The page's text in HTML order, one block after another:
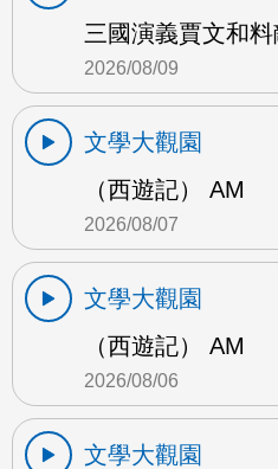
三國演義賈文和
2026/08/09
文學大觀園
（西遊記） AM
2026/08/07
文學大觀園
（西遊記） AM
2026/08/06
文學大觀園